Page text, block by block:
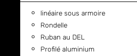
linéaire sous armoire
Rondelle
Ruban au DEL
Profilé aluminium